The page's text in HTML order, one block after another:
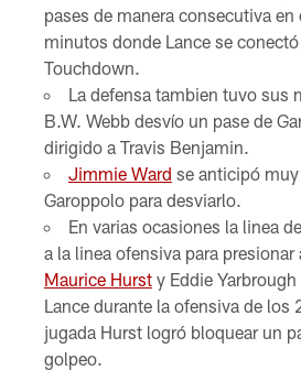
pases de manera consecutiva en
minutos donde Lance se
Touchdown.
La defensa tambien tuvo sus
B.W. Webb desvío un pase de
dirigido a Travis Benjamin.
Jimmie Ward se anticipó
Garoppolo para desviarlo.
En varias ocasiones la linea
a la linea ofensiva para
Maurice Hursty Eddie
Lance durante la ofensiva de los
jugada Hurst logró bloquear un
golpeo.